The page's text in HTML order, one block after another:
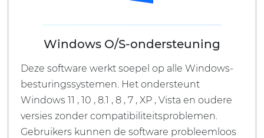
Windows O/S-ondersteuning
Deze software werkt soepel op alle Windows-
besturingssystemen. Het ondersteunt
Windows 11 , 10 , 8.1 , 8 , 7 , XP , Vista en oudere
versies zonder compatibiliteitsproblemen.
Gebruikers kunnen de software probleemloos